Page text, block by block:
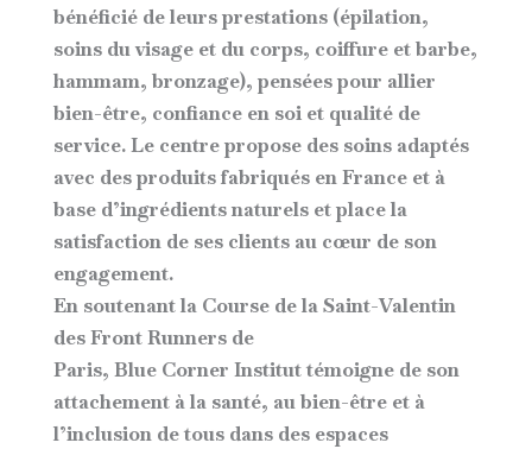
bénéficié de leurs prestations (épilation,
soins du visage et du corps, coiffure et barbe,
hammam, bronzage), pensées pour allier
bien-être, confiance en soi et qualité de
service. Le centre propose des soins adaptés
avec des produitsfabriqués en France et à
base d’ingrédients naturelset place la
satisfaction de ses clients au cœur de son
engagement.
En soutenant la Course de la Saint-Valentin
des Front Runners de
Paris, Blue Corner Institut témoigne de son
attachement à la santé, au bien-être et à
l’inclusion de tous dans des espaces